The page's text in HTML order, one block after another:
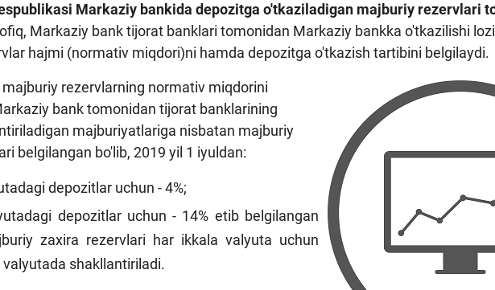
Markaziy bankida depozitga o'tkaziladigan majburiy rezervlari
Markaziy bank tijorat banklari tomonidan Markaziy bankka o'tkazilishi
hajmi (normativ miqdori)ni hamda depozitga o'tkazish tartibini belgilaydi.
majburiy rezervlarning normativ miqdorini
bank tomonidan tijorat banklarining
majburiyatlariga nisbatan majburiy
belgilangan bo'lib, 2019 yil 1 iyuldan:
depozitlar uchun - 4%;
depozitlar uchun - 14% etib belgilangan
zaxira rezervlari har ikkala valyuta uchun
valyutada shakllantiriladi.